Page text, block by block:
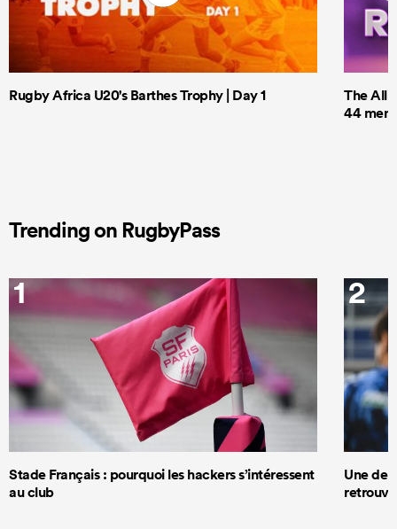
Rugby Africa U20's Barthes Trophy | Day 1
The All
44 men
Trending on RugbyPass
1
Stade Français : pourquoi les hackers s’intéressent
au club
2
Une